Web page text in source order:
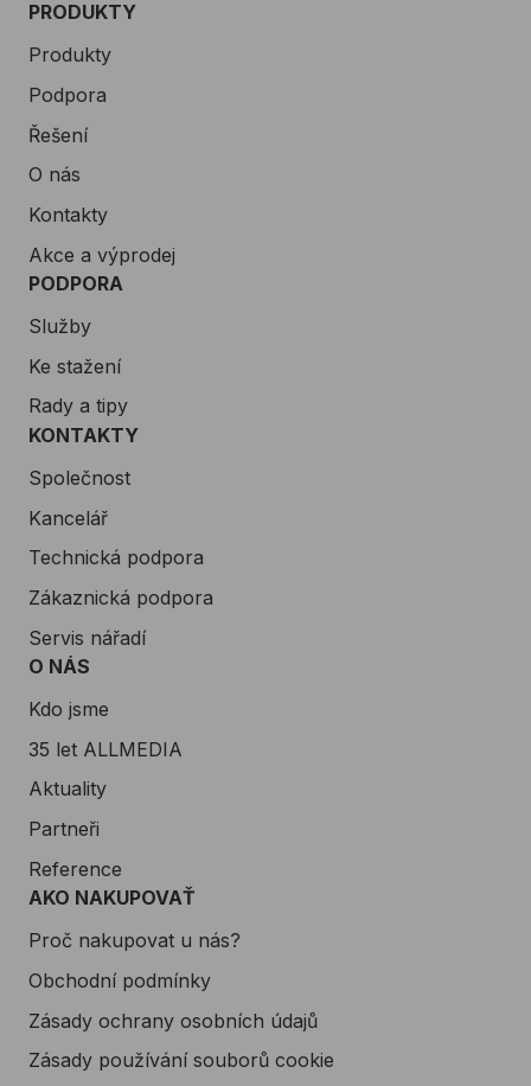
PRODUKTY
Produkty
Podpora
Řešení
O nás
Kontakty
Akce a výprodej
PODPORA
Služby
Ke stažení
Rady a tipy
KONTAKTY
Společnost
Kancelář
Technická podpora
Zákaznická podpora
Servis nářadí
O NÁS
Kdo jsme
35 let ALLMEDIA
Aktuality
Partneři
Reference
AKO NAKUPOVAŤ
Proč nakupovat u nás?
Obchodní podmínky
Zásady ochrany osobních údajů
Zásady používání souborů cookie